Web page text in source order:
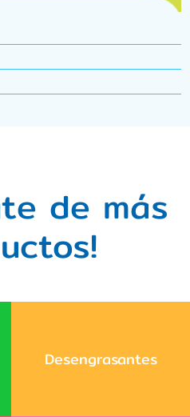
de más
Desengrasantes